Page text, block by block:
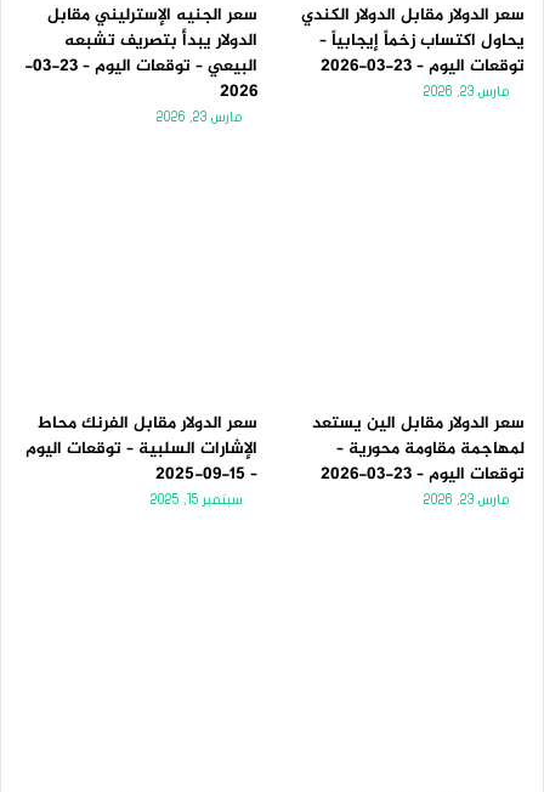
سعر الدولار مقابل الدولار الكندي
يحاول اكتساب زخماً إيجابياً –
توقعات اليوم – 23-03-2026
مارس 23, 2026
سعر الجنيه الإسترليني مقابل
الدولار يبدأ بتصريف تشبعه
البيعي – توقعات اليوم – 23-03-
2026
مارس 23, 2026
سعر الدولار مقابل الين يستعد
لمهاجمة مقاومة محورية –
توقعات اليوم – 23-03-2026
مارس 23, 2026
سعر الدولار مقابل الفرنك محاط
الإشارات السلبية – توقعات اليوم
– 15-09-2025
سبتمبر 15, 2025